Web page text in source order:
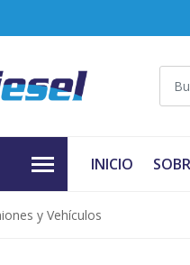
INICIO
y Vehículos